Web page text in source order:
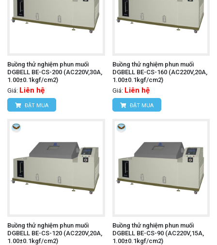
Buồng thử nghiệm phun muối
DGBELL BE-CS-200 (AC220V,30A,
1.00±0.1kgf/cm2)
Giá: Liên hệ
ĐẶT MUA
Buồng thử nghiệm phun muối
DGBELL BE-CS-160 (AC220V,20A,
1.00±0.1kgf/cm2)
Giá: Liên hệ
ĐẶT MUA
Buồng thử nghiệm phun muối
DGBELL BE-CS-120 (AC220V,20A,
1.00±0.1kgf/cm2)
Buồng thử nghiệm phun muối
DGBELL BE-CS-90 (AC220V,15A,
1.00±0.1kgf/cm2)